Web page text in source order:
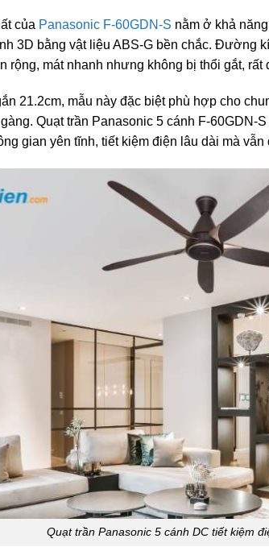
của Panasonic F-60GDN-S nằm ở khả
3D bằng vật liệu ABS-G bền chắc. Đường
rộng, mát nhanh nhưng không bị thổi gắt, rất
21.2cm, mẫu này đặc biệt phù hợp cho
Quạt trần Panasonic 5 cánh F-
gian yên tĩnh, tiết kiệm điện lâu dài mà
Quạt trần Panasonic 5 cánh DC tiết kiệm